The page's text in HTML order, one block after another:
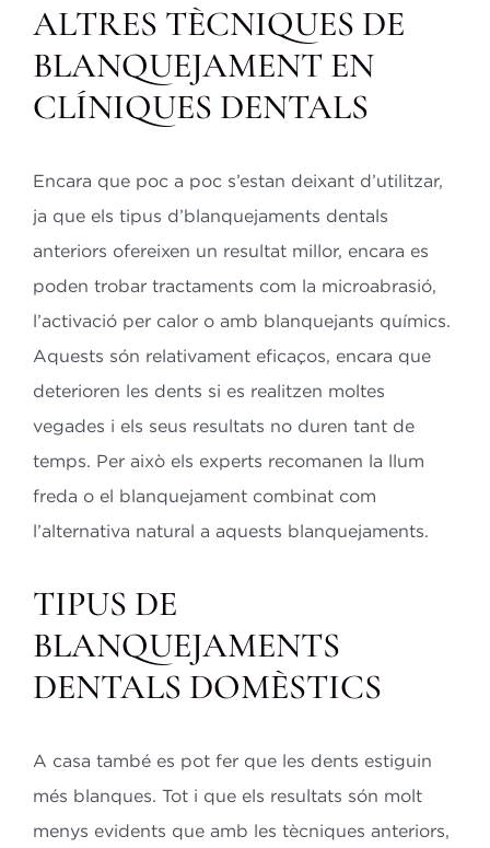
ALTRES TÈCNIQUES DE
BLANQUEJAMENT EN
CLÍNIQUES DENTALS
Encara que poc a poc s’estan deixant d’utilitzar,
ja que els tipus d’blanquejaments dentals
anteriors ofereixen un resultat millor, encara es
poden trobar tractaments com la microabrasió,
l’activació per calor o amb blanquejants químics.
Aquests són relativament eficaços, encara que
deterioren les dents si es realitzen moltes
vegades i els seus resultats no duren tant de
temps. Per això els experts recomanen la llum
freda o el blanquejament combinat com
l’alternativa natural a aquests blanquejaments.
TIPUS DE
BLANQUEJAMENTS
DENTALS DOMÈSTICS
A casa també es pot fer que les dents estiguin
més blanques. Tot i que els resultats són molt
menys evidents que amb les tècniques anteriors,